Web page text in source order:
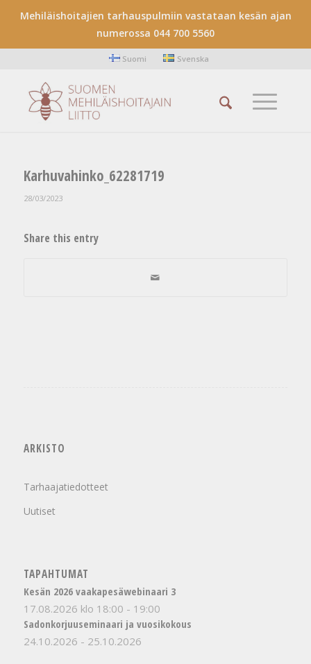
Mehiläishoitajien tarhauspulmiin vastataan kesän ajan
numerossa 044 700 5560
Suomi Svenska
Karhuvahinko_62281719
28/03/2023
Share this entry
ARKISTO
Tarhaajatiedotteet
Uutiset
TAPAHTUMAT
Kesän 2026 vaakapesäwebinaari 3
17.08.2026 klo 18:00 - 19:00
Sadonkorjuuseminaari ja vuosikokous
24.10.2026 - 25.10.2026